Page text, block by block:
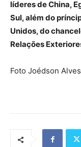
líderes de China,
Sul, além do
Unidos, do
Relações
Foto Joédson